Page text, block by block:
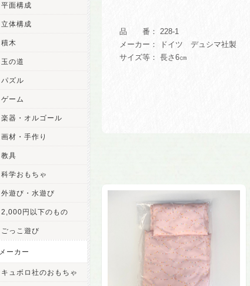
品 番： 228-1
メーカー： ドイツ デュシマ社製
サイズ等： 長さ6㎝
平面構成
立体構成
積木
玉の道
パズル
ゲーム
楽器・オルゴール
画材・手作り
教具
科学おもちゃ
外遊び・水遊び
2,000円以下のもの
ごっこ遊び
メーカー
キュボロ社のおもちゃ